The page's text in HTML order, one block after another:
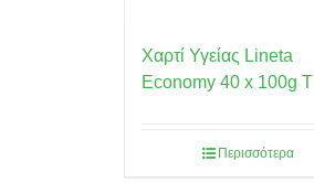
Χαρτί Υγείας Lineta
Economy 40 x 100g Τ
Περισσότερα